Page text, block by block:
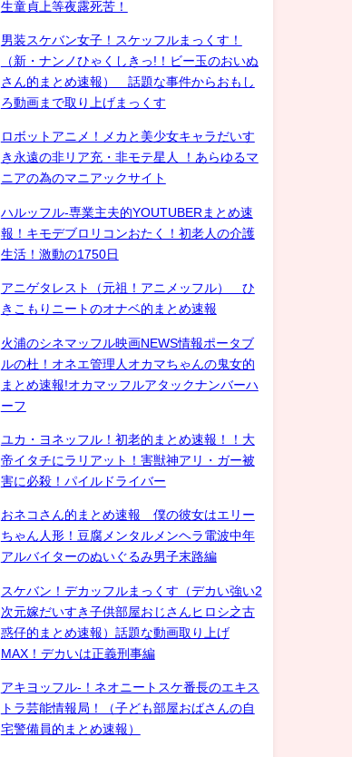
生童貞上等夜露死苦！
男装スケバン女子！スケッフルまっくす！
（新・ナンノひゃくしきっ!！ビー玉のおいぬ
さん的まとめ速報） 話題な事件からおもし
ろ動画まで取り上げまっくす
ロボットアニメ！メカと美少女キャラだいす
き永遠の非リア充・非モテ星人 ！あらゆるマ
ニアの為のマニアックサイト
ハルッフル-専業主夫的YOUTUBERまとめ速
報！キモデブロリコンおたく！初老人の介護
生活！激動の1750日
アニゲタレスト（元祖！アニメッフル） ひ
きこもりニートのオナベ的まとめ速報
火浦のシネマッフル映画NEWS情報ポータブ
ルの杜！オネエ管理人オカマちゃんの鬼女的
まとめ速報!オカマッフルアタックナンバーハ
ーフ
ユカ・ヨネッフル！初老的まとめ速報！！大
帝イタチにラリアット！害獣神アリ・ガー被
害に必殺！パイルドライバー
おネコさん的まとめ速報 僕の彼女はエリー
ちゃん人形！豆腐メンタルメンヘラ電波中年
アルバイターのぬいぐるみ男子末路編
スケバン！デカッフルまっくす（デカい強い2
次元嫁だいすき子供部屋おじさんヒロシ之古
惑仔的まとめ速報）話題な動画取り上げ
MAX！デカいは正義刑事編
アキヨッフル-！ネオニートスケ番長のエキス
トラ芸能情報局！（子ども部屋おばさんの自
宅警備員的まとめ速報）